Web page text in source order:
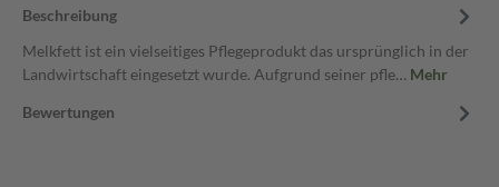
Beschreibung
Melkfett ist ein vielseitiges Pflegeprodukt das ursprünglich in der
Landwirtschaft eingesetzt wurde. Aufgrund seiner pfle… Mehr
Bewertungen